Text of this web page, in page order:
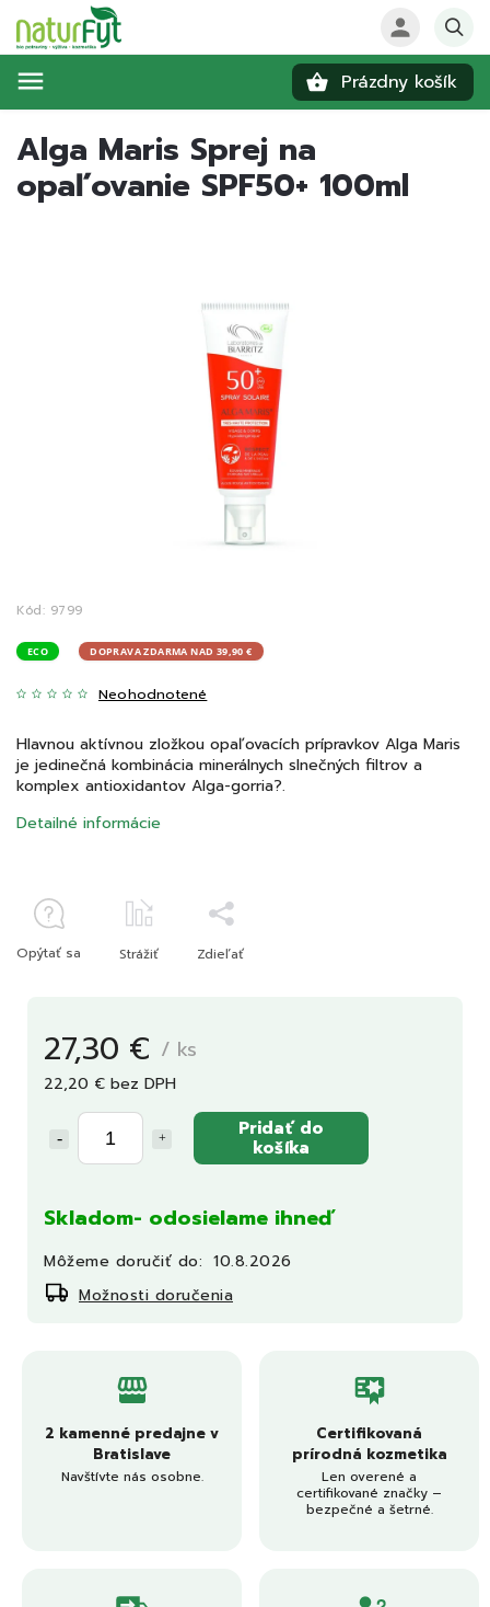
Prázdny košík
Alga Maris Sprej na
opaľovanie SPF50+ 100ml
Kód: 9799
ECO DOPRAVA ZDARMA NAD 39,90 €
Neohodnotené
27,30 € / ks
22,20 € bez DPH
Pridať do
košíka
Skladom- odosielame ihneď
Môžeme doručiť do: 10.8.2026
Možnosti doručenia
Hlavnou aktívnou zložkou opaľovacích prípravkov Alga Maris
je jedinečná kombinácia minerálnych slnečných filtrov a
komplex antioxidantov Alga-gorria?.
Detailné informácie
Opýtať sa Strážiť Zdieľať
2 kamenné predajne v
Bratislave
Navštívte nás osobne.
Certifikovaná
prírodná kozmetika
Len overené a
certifikované značky –
bezpečné a šetrné.